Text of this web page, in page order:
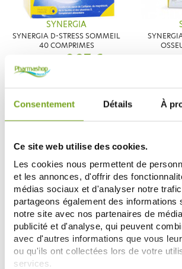
Consentement Détails À
Ce site web utilise des cookies.
Les cookies nous permettent de
et les annonces, d'offrir des
médias sociaux et d'analyser notre
partageons également des informations
notre site avec nos partenaires de
publicité et d'analyse, qui peuvent
avec d'autres informations que vous
ou qu'ils ont collectées lors de votre
services.
SYNERGIA
SYNERGIA D-STRESS SOMMEIL
40 COMPRIMES
9,27 €
ДОБАВИТЬ В КОРЗИНУ
SYNERGIA
SYNERGIA D-STRESS FOCUS
MEMOIRE 30 COMPRIMES
SYNERGIA
60